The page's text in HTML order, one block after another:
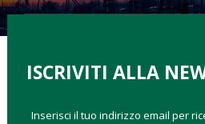
prezzo barile
ISCRIVITI ALLA
Inserisci il tuo indirizzo email per